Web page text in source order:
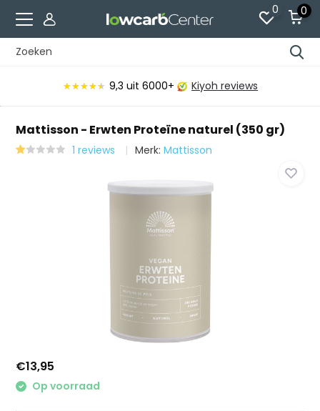
0 0
★★★★★
★★★★★ 9,3 uit 6000+ Kiyoh reviews
Mattisson - Erwten Proteïne naturel (350 gr)
1 reviews Merk:Mattisson
€13,95
Op voorraad